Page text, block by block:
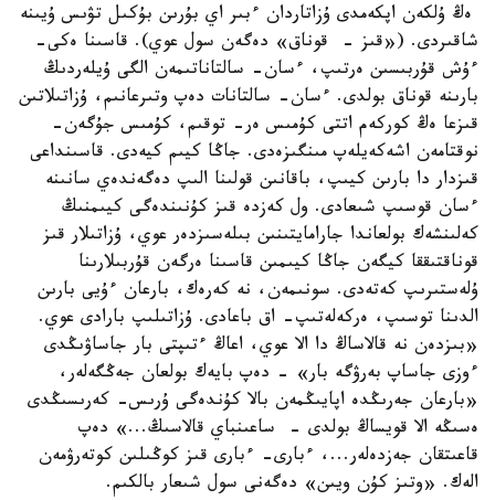
ەڭ ۇلكەن اپكەمدى ۇزاتاردان ءبىر اي بۇرىن بۇكىل تۋىس ۇيىنە
شاقىردى. («قىز - قوناق» دەگەن سول عوي). قاسىنا ەكى-
ءۇش قۇربىسىن ەرتىپ، ءسان- سالتاناتىمەن الگى ۇيلەردىڭ
بارىنە قوناق بولدى. ءسان- سالتانات دەپ وتىرعانىم، ۇزاتىلاتىن
قىزعا ەڭ كوركەم اتتى كۇمىس ەر- توقىم، كۇمىس جۇگەن-
نوقتامەن اشەكەيلەپ مىنگىزەدى. جاڭا كيىم كيەدى. قاسىنداعى
قىزدار دا بارىن كيىپ، باقانىن قولىنا الىپ دەگەندەي سانىنە
ءسان قوسىپ شىعادى. ول كەزدە قىز كۇنىندەگى كيىمنىڭ
كەلىنشەك بولعاندا جارامايتىنىن بىلەسىزدەر عوي، ۇزاتىلار قىز
قوناقتىققا كيگەن جاڭا كيىمىن قاسىنا ەرگەن قۇربىلارىنا
ۇلەستىرىپ كەتەدى. سونىمەن، نە كەرەك، بارعان ءۇيى بارىن
الدىنا توسىپ، ەركەلەتىپ- اق باعادى. ۇزاتىلىپ بارادى عوي.
«بىزدەن نە قالاساڭ دا الا عوي، اعاڭ ءتىپتى بار جاساۋىڭدى
ءوزى جاساپ بەرۋگە بار» - دەپ بايەك بولعان جەڭگەلەر،
«بارعان جەرىڭدە اپايىڭمەن بالا كۇندەگى ۇرىس- كەرىسىڭدى
ەسىڭە الا قويساڭ بولدى - ساعىنباي قالاسىڭ...» دەپ
قاعىتقان جەزدەلەر...، ءبارى- ءبارى قىز كوڭىلىن كوتەرۋمەن
الەك. «وتىز كۇن ويىن» دەگەنى سول شىعار بالكىم.